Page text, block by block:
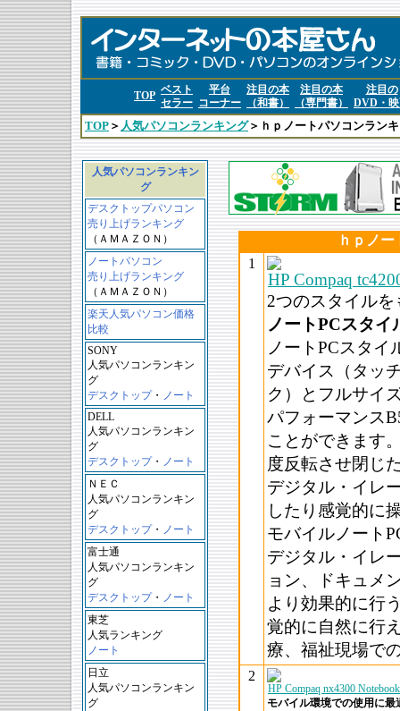
TOP ベスト
セラー
平台
コーナー
注目の本
（和書）
注目の本
（専門書）
注目の
DVD・
TOP ＞ 人気パソコンランキング＞ｈｐノートパソコンラン
人気パソコンランキン
グ
デスクトップパソコン
売り上げランキング
（ＡＭＡＺＯＮ）
ノートパソコン
売り上げランキング
（ＡＭＡＺＯＮ）
楽天人気パソコン価格
比較
SONY
人気パソコンランキン
グ
デスクトップ・ ノート
DELL
人気パソコンランキン
グ
デスクトップ・ ノート
ＮＥＣ
人気パソコンランキン
グ
デスクトップ・ ノート
富士通
人気パソコンランキン
グ
デスクトップ・ ノート
東芝
人気ランキング
ノート
日立
人気パソコンランキン
グ
ｈｐノ
1
HP Compaq
2つのスタイル
ノートPCスタ
ノートPCスタ
デバイス（タッ
ク）とフルサイ
パフォーマンス
ことができます
度反転させ閉じ
デジタル・イレ
したり感覚的に
モバイルノート
デジタル・イレ
ョン、ドキュメ
より効果的に行
覚的に自然に行
療、福祉現場で
2
HP Compaq nx4300
モバイル環境での使用に最